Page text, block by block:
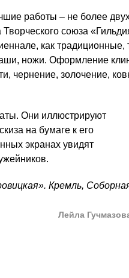
работы – не более
союза
как традиционные,
ножи. Оформление
чернение, золочение,
Они иллюстрируют
на бумаге к его
экранах увидят
Кремль,
Лейла